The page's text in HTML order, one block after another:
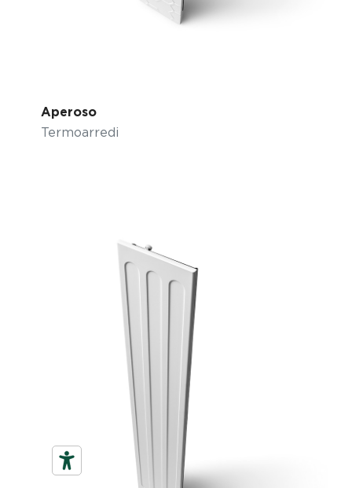
Aperoso
Termoarredi